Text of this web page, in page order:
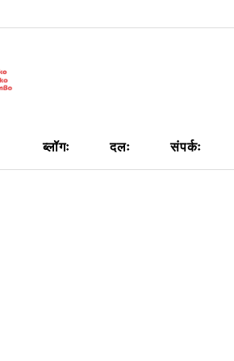
ब्लॉगः दलः संपर्कः